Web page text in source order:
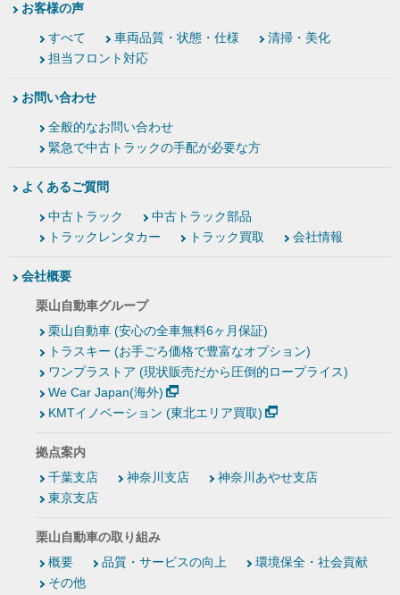
お客様の声
すべて 車両品質・状態・仕様
清掃・美化
担当フロント対応
お問い合わせ
全般的なお問い合わせ
緊急で中古トラックの手配が必要な方
よくあるご質問
中古トラック
中古トラック部品
トラックレンタカー
トラック買取 会社情報
会社概要
栗山自動車グループ
栗山自動車 (安心の全車無料6ヶ月保証)
トラスキー (お手ごろ価格で豊富なオプション)
ワンプラストア (現状販売だから圧倒的ロープライス)
We Car Japan(海外)
KMTイノベーション (東北エリア買取)
拠点案内
千葉支店
神奈川支店
神奈川あやせ支店
東京支店
栗山自動車の取り組み
概要
品質・サービスの向上
環境保全・社会貢献
その他